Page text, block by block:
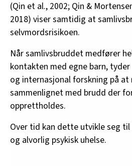
(Qin et al., 2002; Qin &
2018) viser samtidig at
selvmordsrisikoen.
Når samlivsbruddet medfører
kontakten med egne barn,
og internasjonal forskning på
sammenlignet med brudd der
opprettholdes.
Over tid kan dette utvikle seg
og alvorlig psykisk uhelse.